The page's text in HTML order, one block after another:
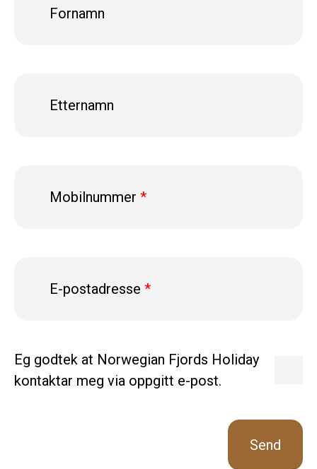
Fornamn
Etternamn
Mobilnummer *
E-postadresse *
Eg godtek at Norwegian Fjords Holiday
kontaktar meg via oppgitt e-post.